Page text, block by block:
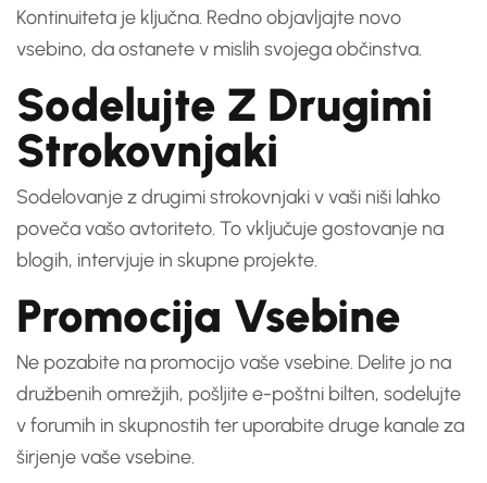
Kontinuiteta je ključna. Redno objavljajte novo
vsebino, da ostanete v mislih svojega občinstva.
Sodelujte Z Drugimi
Strokovnjaki
Sodelovanje z drugimi strokovnjaki v vaši niši lahko
poveča vašo avtoriteto. To vključuje gostovanje na
blogih, intervjuje in skupne projekte.
Promocija Vsebine
Ne pozabite na promocijo vaše vsebine. Delite jo na
družbenih omrežjih, pošljite e-poštni bilten, sodelujte
v forumih in skupnostih ter uporabite druge kanale za
širjenje vaše vsebine.